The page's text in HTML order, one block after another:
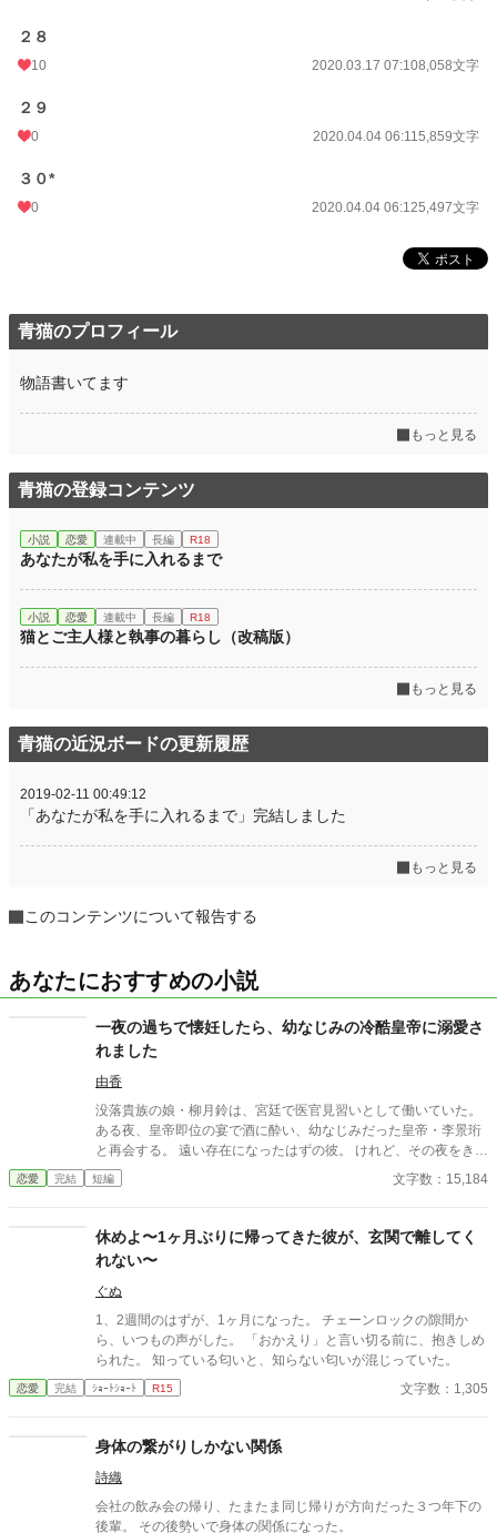
２８
10 2020.03.17 07:108,058文字
２９
0 2020.04.04 06:115,859文字
３０*
0 2020.04.04 06:125,497文字
青猫のプロフィール
物語書いてます
もっと見る
青猫の登録コンテンツ
小説 恋愛 連載中 長編 R18
あなたが私を手に入れるまで
小説 恋愛 連載中 長編 R18
猫とご主人様と執事の暮らし（改稿版）
もっと見る
青猫の近況ボードの更新履歴
2019-02-11 00:49:12
「あなたが私を手に入れるまで」完結しました
もっと見る
このコンテンツについて報告する
あなたにおすすめの小説
一夜の過ちで懐妊したら、幼なじみの冷酷皇帝に溺愛さ
れました
由香
没落貴族の娘・柳月鈴は、宮廷で医官見習いとして働いていた。
ある夜、皇帝即位の宴で酒に酔い、幼なじみだった皇帝・李景珩
と再会する。 遠い存在になったはずの彼。 けれど、その夜をきっ
かけに月鈴の運命は大きく動き出す。 冷酷と恐れられる皇帝が、
なぜか彼女だけには甘すぎて――。
恋愛 完結 短編 文字数：15,184
休めよ〜1ヶ月ぶりに帰ってきた彼が、玄関で離してく
れない〜
ぐぬ
1、2週間のはずが、1ヶ月になった。 チェーンロックの隙間か
ら、いつもの声がした。 「おかえり」と言い切る前に、抱きしめ
られた。 知っている匂いと、知らない匂いが混じっていた。
恋愛 完結 ｼｮｰﾄｼｮｰﾄ R15 文字数：1,305
身体の繋がりしかない関係
詩織
会社の飲み会の帰り、たまたま同じ帰りが方向だった３つ年下の
後輩。 その後勢いで身体の関係になった。